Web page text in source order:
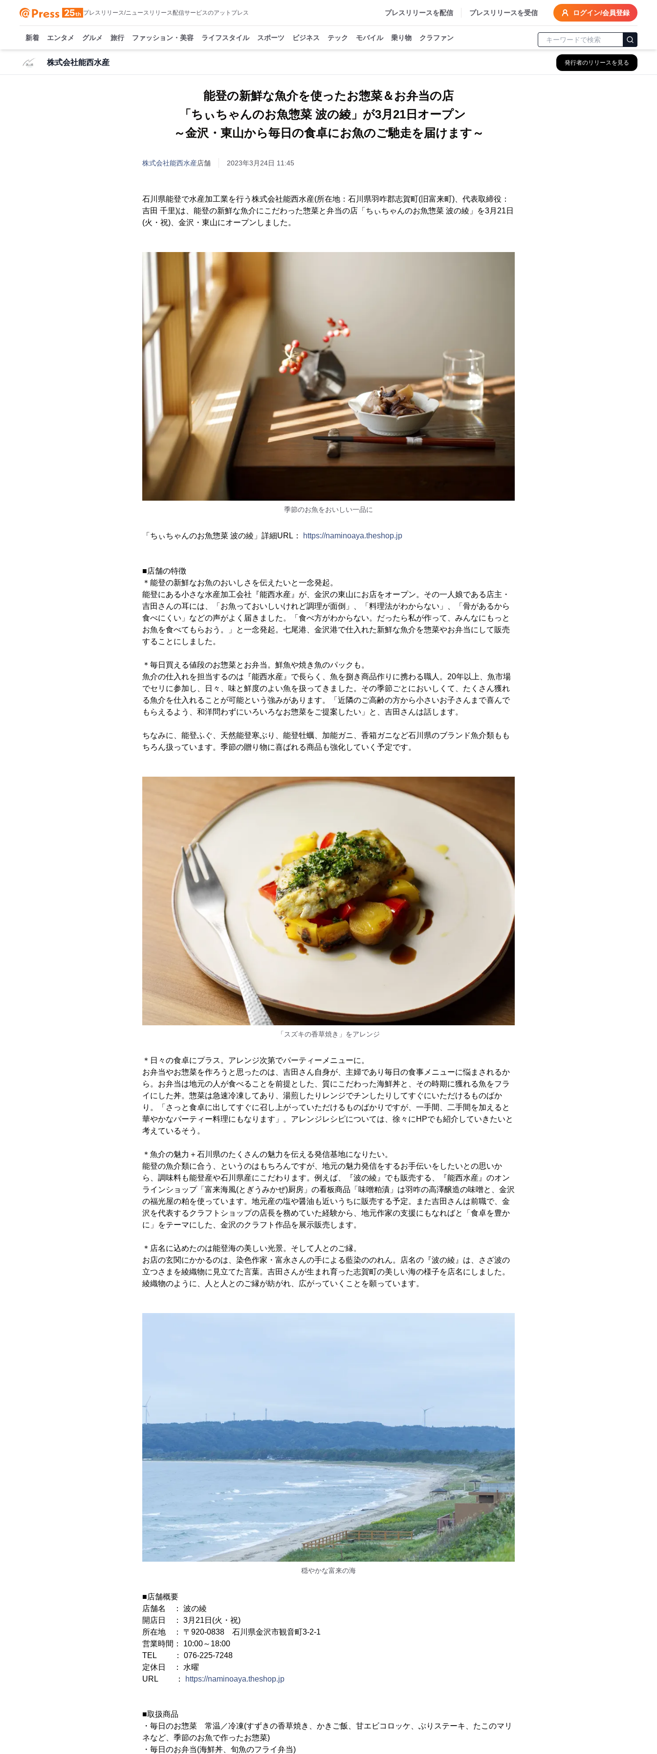
プレスリリース/ニュースリリース配信サービスのアットプレス プレスリリースを配信 プレスリリースを受信 ログイン/会員登録
新着 エンタメ グルメ 旅行 ファッション・美容 ライフスタイル スポーツ ビジネス テック モバイル 乗り物 クラファン
株式会社能西水産 発行者のリリースを見る
能登の新鮮な魚介を使ったお惣菜＆お弁当の店
「ちぃちゃんのお魚惣菜 波の綾」が3月21日オープン
～金沢・東山から毎日の食卓にお魚のご馳走を届けます～
株式会社能西水産店舗 2023年3月24日 11:45
石川県能登で水産加工業を行う株式会社能西水産(所在地：石川県羽咋郡志賀町(旧富来町)、代表取締役：
吉田 千里)は、能登の新鮮な魚介にこだわった惣菜と弁当の店「ちぃちゃんのお魚惣菜 波の綾」を3月21日
(火・祝)、金沢・東山にオープンしました。
季節のお魚をおいしい一品に
「ちぃちゃんのお魚惣菜 波の綾」詳細URL： https://naminoaya.theshop.jp
■店舗の特徴
＊能登の新鮮なお魚のおいしさを伝えたいと一念発起。
能登にある小さな水産加工会社『能西水産』が、金沢の東山にお店をオープン。その一人娘である店主・
吉田さんの耳には、「お魚っておいしいけれど調理が面倒」、「料理法がわからない」、「骨があるから
食べにくい」などの声がよく届きました。「食べ方がわからない。だったら私が作って、みんなにもっと
お魚を食べてもらおう。」と一念発起。七尾港、金沢港で仕入れた新鮮な魚介を惣菜やお弁当にして販売
することにしました。
＊毎日買える値段のお惣菜とお弁当。鮮魚や焼き魚のパックも。
魚介の仕入れを担当するのは『能西水産』で長らく、魚を捌き商品作りに携わる職人。20年以上、魚市場
でセリに参加し、日々、味と鮮度のよい魚を扱ってきました。その季節ごとにおいしくて、たくさん獲れ
る魚介を仕入れることが可能という強みがあります。「近隣のご高齢の方から小さいお子さんまで喜んで
もらえるよう、和洋問わずにいろいろなお惣菜をご提案したい」と、吉田さんは話します。
ちなみに、能登ふぐ、天然能登寒ぶり、能登牡蠣、加能ガニ、香箱ガニなど石川県のブランド魚介類もも
ちろん扱っています。季節の贈り物に喜ばれる商品も強化していく予定です。
「スズキの香草焼き」をアレンジ
＊日々の食卓にプラス。アレンジ次第でパーティーメニューに。
お弁当やお惣菜を作ろうと思ったのは、吉田さん自身が、主婦であり毎日の食事メニューに悩まされるか
ら。お弁当は地元の人が食べることを前提とした、質にこだわった海鮮丼と、その時期に獲れる魚をフラ
イにした丼。惣菜は急速冷凍してあり、湯煎したりレンジでチンしたりしてすぐにいただけるものばか
り。「さっと食卓に出してすぐに召し上がっていただけるものばかりですが、一手間、二手間を加えると
華やかなパーティー料理にもなります」。アレンジレシピについては、徐々にHPでも紹介していきたいと
考えているそう。
＊魚介の魅力＋石川県のたくさんの魅力を伝える発信基地になりたい。
能登の魚介類に合う、というのはもちろんですが、地元の魅力発信をするお手伝いをしたいとの思いか
ら、調味料も能登産や石川県産にこだわります。例えば、『波の綾』でも販売する、『能西水産』のオン
ラインショップ「富来海風(とぎうみかぜ)厨房」の看板商品「味噌粕漬」は羽咋の高澤醸造の味噌と、金沢
の福光屋の粕を使っています。地元産の塩や醤油も近いうちに販売する予定。また吉田さんは前職で、金
沢を代表するクラフトショップの店長を務めていた経験から、地元作家の支援にもなればと「食卓を豊か
に」をテーマにした、金沢のクラフト作品を展示販売します。
＊店名に込めたのは能登海の美しい光景。そして人とのご縁。
お店の玄関にかかるのは、染色作家・富永さんの手による藍染ののれん。店名の『波の綾』は、さざ波の
立つさまを綾織物に見立てた言葉。吉田さんが生まれ育った志賀町の美しい海の様子を店名にしました。
綾織物のように、人と人とのご縁が紡がれ、広がっていくことを願っています。
穏やかな富来の海
■店舗概要
店舗名 ： 波の綾
開店日 ： 3月21日(火・祝)
所在地 ： 〒920-0838 石川県金沢市観音町3-2-1
営業時間： 10:00～18:00
TEL ： 076-225-7248
定休日 ： 水曜
URL ：
https://naminoaya.theshop.jp
■取扱商品
・毎日のお惣菜 常温／冷凍(すずきの香草焼き、かきご飯、甘エビコロッケ、ぶりステーキ、たこのマリ
ネなど、季節のお魚で作ったお惣菜)
・毎日のお弁当(海鮮丼、旬魚のフライ弁当)